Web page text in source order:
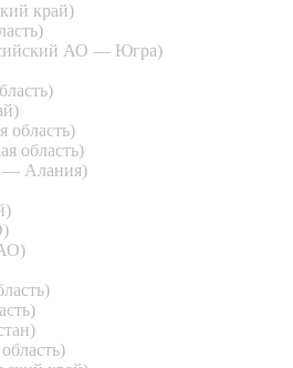
край)
АО — Югра)
область)
область)
— Алания)